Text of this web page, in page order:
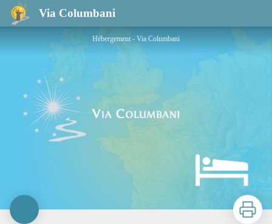
Via Columbani
La Vasconia à Bougival
Hébergement - Via Columbani
Stampa